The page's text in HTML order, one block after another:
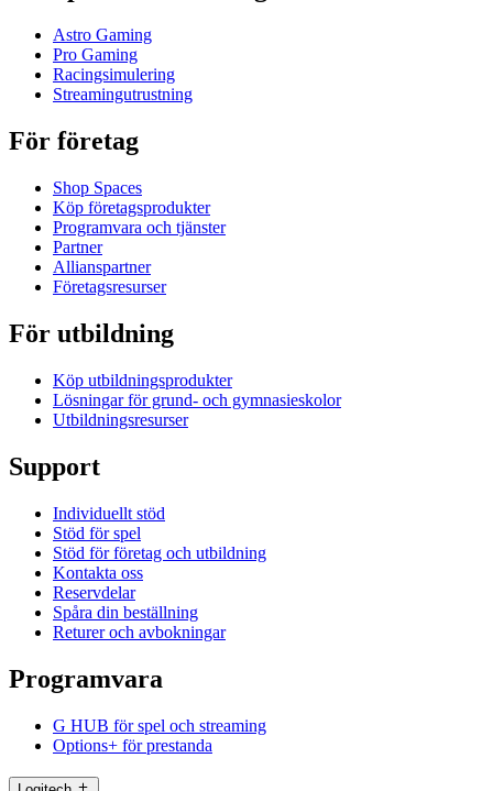
Astro Gaming
Pro Gaming
Racingsimulering
Streamingutrustning
För företag
Shop Spaces
Köp företagsprodukter
Programvara och tjänster
Partner
Allianspartner
Företagsresurser
För utbildning
Köp utbildningsprodukter
Lösningar för grund- och gymnasieskolor
Utbildningsresurser
Support
Individuellt stöd
Stöd för spel
Stöd för företag och utbildning
Kontakta oss
Reservdelar
Spåra din beställning
Returer och avbokningar
Programvara
G HUB för spel och streaming
Options+ för prestanda